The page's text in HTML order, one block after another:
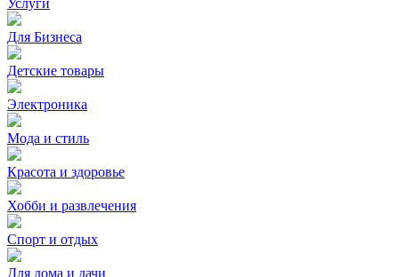
Услуги
Для Бизнеса
Детские товары
Электроника
Мода и стиль
Красота и здоровье
Хобби и развлечения
Спорт и отдых
Для дома и дачи